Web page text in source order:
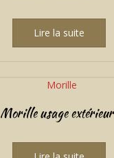
Lire la suite
Morille usage extérieur